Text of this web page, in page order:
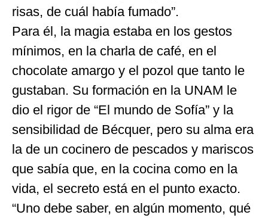
risas, de cuál había fumado”.
Para él, la magia estaba en los gestos
mínimos, en la charla de café, en el
chocolate amargo y el pozol que tanto le
gustaban. Su formación en la UNAM le
dio el rigor de “El mundo de Sofía” y la
sensibilidad de Bécquer, pero su alma era
la de un cocinero de pescados y mariscos
que sabía que, en la cocina como en la
vida, el secreto está en el punto exacto.
“Uno debe saber, en algún momento, qué